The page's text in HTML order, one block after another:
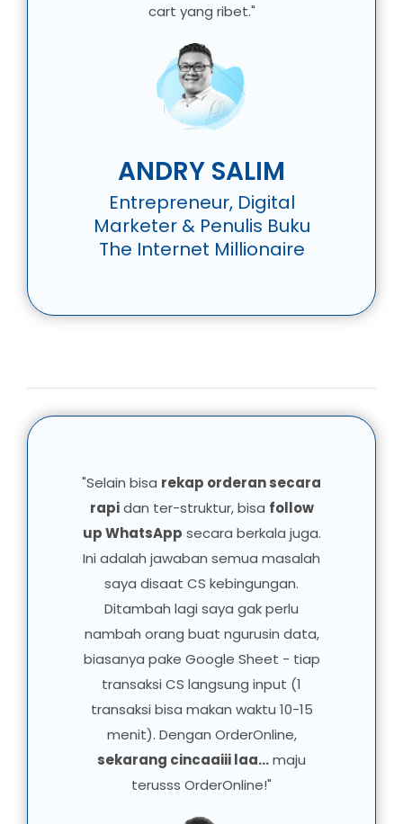
cart yang ribet."
ANDRY SALIM
Entrepreneur, Digital
Marketer & Penulis Buku
The Internet Millionaire
"Selain bisa rekap orderan secara
rapidan ter-struktur, bisa follow
up WhatsApp secara berkala juga.
Ini adalah jawaban semua masalah
saya disaat CS kebingungan.
Ditambah lagi saya gak perlu
nambah orang buat ngurusin data,
biasanya pake Google Sheet - tiap
transaksi CS langsung input (1
transaksi bisa makan waktu 10-15
menit). Dengan OrderOnline,
sekarang cincaaiii laa...maju
terusss OrderOnline!"